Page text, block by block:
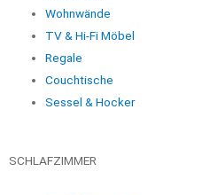
Wohnwände
TV & Hi-Fi Möbel
Regale
Couchtische
Sessel & Hocker
SCHLAFZIMMER